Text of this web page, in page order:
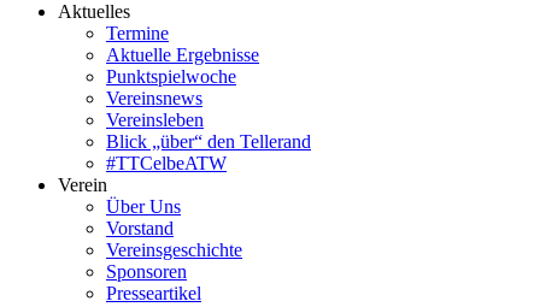
Aktuelles
Termine
Aktuelle Ergebnisse
Punktspielwoche
Vereinsnews
Vereinsleben
Blick „über“ den Tellerand
#TTCelbeATW
Verein
Über Uns
Vorstand
Vereinsgeschichte
Sponsoren
Presseartikel